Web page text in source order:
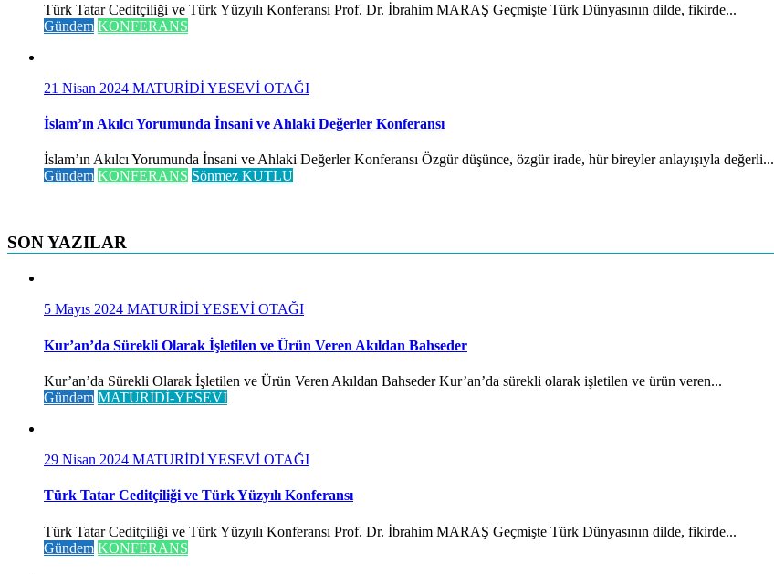
Türk Tatar Ceditçiliği ve Türk Yüzyılı Konferansı Prof. Dr. İbrahim MARAŞ Geçmişte Türk Dünyasının dilde, fikirde...
Gündem KONFERANS
21 Nisan 2024 MATURİDİ YESEVİ OTAĞI
İslam’ın Akılcı Yorumunda İnsani ve Ahlaki Değerler Konferansı
İslam’ın Akılcı Yorumunda İnsani ve Ahlaki Değerler Konferansı Özgür düşünce, özgür irade, hür bireyler anlayışıyla değerli...
Gündem KONFERANS Sönmez KUTLU
SON YAZILAR
5 Mayıs 2024 MATURİDİ YESEVİ OTAĞI
Kur’an’da Sürekli Olarak İşletilen ve Ürün Veren Akıldan Bahseder
Kur’an’da Sürekli Olarak İşletilen ve Ürün Veren Akıldan Bahseder Kur’an’da sürekli olarak işletilen ve ürün veren...
Gündem MATURİDİ-YESEVİ
29 Nisan 2024 MATURİDİ YESEVİ OTAĞI
Türk Tatar Ceditçiliği ve Türk Yüzyılı Konferansı
Türk Tatar Ceditçiliği ve Türk Yüzyılı Konferansı Prof. Dr. İbrahim MARAŞ Geçmişte Türk Dünyasının dilde, fikirde...
Gündem KONFERANS